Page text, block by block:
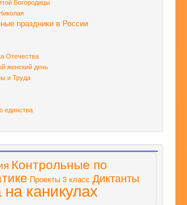
Богородицы
праздники в России
Отечества
женский день
и Труда
единства
Контрольные по
Проекты 3 класс Диктанты
каникулах